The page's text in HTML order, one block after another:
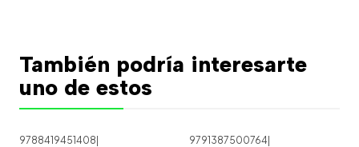
También podría interesarte
uno de estos
9788419451408 9791387500764